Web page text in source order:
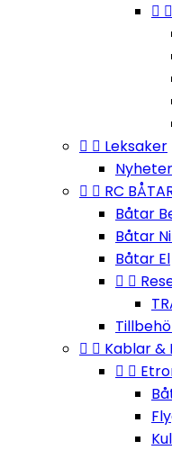
 
  Leksaker
Nyheter
  RC
Båtar
Båtar
Båtar El
 
  Kablar
 